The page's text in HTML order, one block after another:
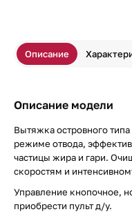
Описание
Описание модели
Вытяжка островного типа
режиме отвода,
частицы жира и гари.
скоростям и
Управление кнопочное,
приобрести пульт д/у.